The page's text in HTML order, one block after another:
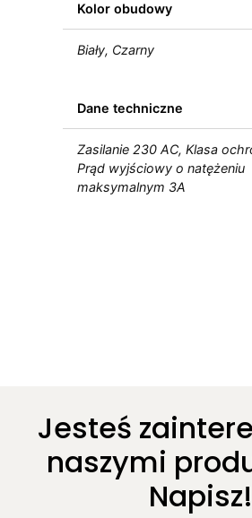
Kolor obudowy
Biały, Czarny
Dane techniczne
Zasilanie 230 AC, Klasa
Prąd wyjściowy o natężeniu
maksymalnym 3A
Jesteś
naszymi
Napisz!